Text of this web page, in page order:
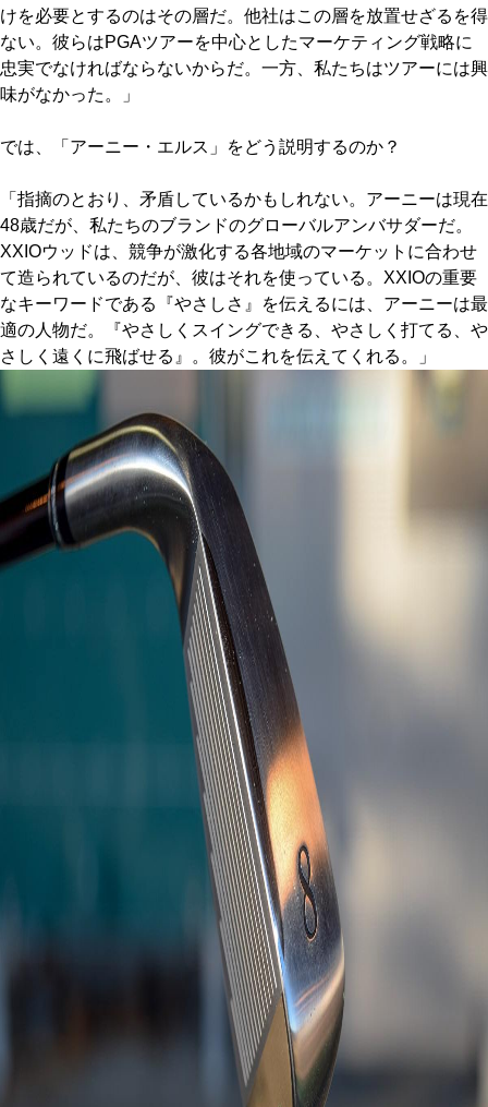
けを必要とするのはその層だ。他社はこの層を放置せざるを得
ない。彼らはPGAツアーを中心としたマーケティング戦略に
忠実でなければならないからだ。一方、私たちはツアーには興
味がなかった。」
では、「アーニー・エルス」をどう説明するのか？
「指摘のとおり、矛盾しているかもしれない。アーニーは現在
48歳だが、私たちのブランドのグローバルアンバサダーだ。
XXIOウッドは、競争が激化する各地域のマーケットに合わせ
て造られているのだが、彼はそれを使っている。XXIOの重要
なキーワードである『やさしさ』を伝えるには、アーニーは最
適の人物だ。『やさしくスイングできる、やさしく打てる、や
さしく遠くに飛ばせる』。彼がこれを伝えてくれる。」